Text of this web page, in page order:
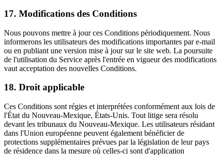
17. Modifications des Conditions
Nous pouvons mettre à jour ces Conditions périodiquement. Nous
informerons les utilisateurs des modifications importantes par e-mail
ou en publiant une version mise à jour sur le site web. La poursuite
de l'utilisation du Service après l'entrée en vigueur des modifications
vaut acceptation des nouvelles Conditions.
18. Droit applicable
Ces Conditions sont régies et interprétées conformément aux lois de
l'État du Nouveau-Mexique, États-Unis. Tout litige sera résolu
devant les tribunaux du Nouveau-Mexique. Les utilisateurs résidant
dans l'Union européenne peuvent également bénéficier de
protections supplémentaires prévues par la législation de leur pays
de résidence dans la mesure où celles-ci sont d'application